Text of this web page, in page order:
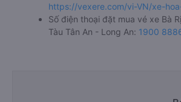
https://vexere.com/vi-VN/xe-
Số điện thoại đặt mua vé xe Bà
Tàu Tân An - Long An: 1900